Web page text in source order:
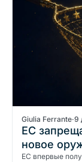
Giulia Ferrante·9
ЕС
новое
ЕС впервые